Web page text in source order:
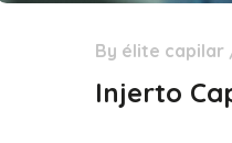
By élite capilar
Injerto